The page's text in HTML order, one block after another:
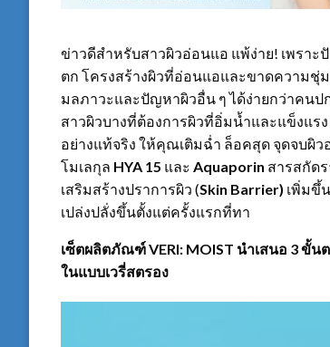
ข่าวดีสำหรับสาวผิวอ่อนแอ แพ้ง่าย! เพรา
ตก โครงสร้างผิวที่อ่อนแอและขาดความชุ่
มลภาวะและปัญหาผิวอื่น ๆ ได้ง่ายกว่าคนป
สาวผิวบางที่ต้องการผิวที่อิ่มน้ำและแข็งแรง
อย่างแท้จริง ให้คุณเติมฉ่ำ ล็อคสุด จุดจบผิ
โมเลกุล HYA 15 และ Aquaporin สารสกัด
เสริมสร้างปราการผิว (Skin Barrier) เพิ่มขึ้
เปล่งปลั่งขึ้นตั้งแต่ครั้งแรกที่ทา
เซ็ตผลิตภัณฑ์VERI: MOIST นำเสนอ 3ขั้นต
ในแบบเวรี่สตรอง